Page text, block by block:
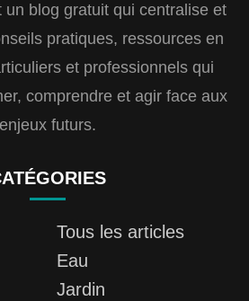
un blog gratuit qui centralise et
pratiques, ressources en
et professionnels qui
comprendre et agir face aux
enjeux futurs.
Tous les articles
Eau
Jardin